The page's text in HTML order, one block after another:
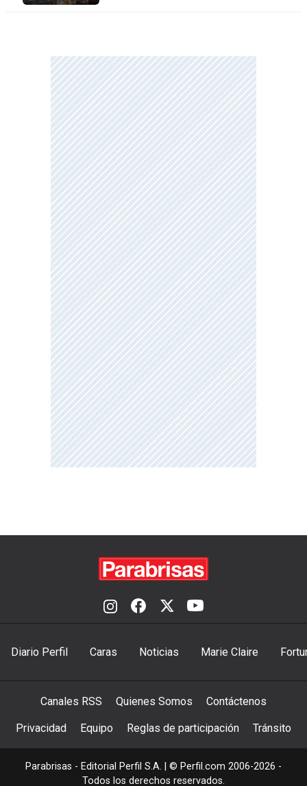
Diario Perfil Caras Noticias Marie Claire
Canales RSS Quienes Somos Contáctenos
Privacidad Equipo Reglas de participación Tránsito
Parabrisas - Editorial Perfil S.A. | © Perfil.com 2006-2026 -
Todos los derechos reservados.